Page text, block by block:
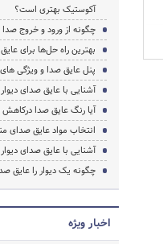
آکوستیک بهتری است؟
چگونه از ورود و خروج صدا
بهترین راه حل‌ها برای
پنل عایق صدا و ویژگی
آشنایی با عایق صدای
آیا رنگ عایق صدا
انتخاب مواد عایق صدای
آشنایی با عایق صدای
چگونه یک دیوار را عایق
اخبار ویژه